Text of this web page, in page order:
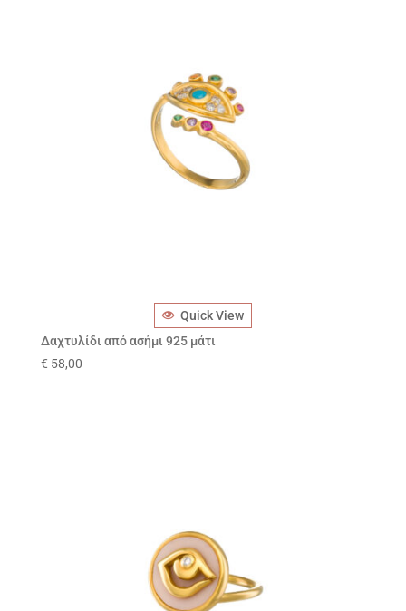
Quick View
Δαχτυλίδι από ασήμι 925 μάτι
€ 58,00